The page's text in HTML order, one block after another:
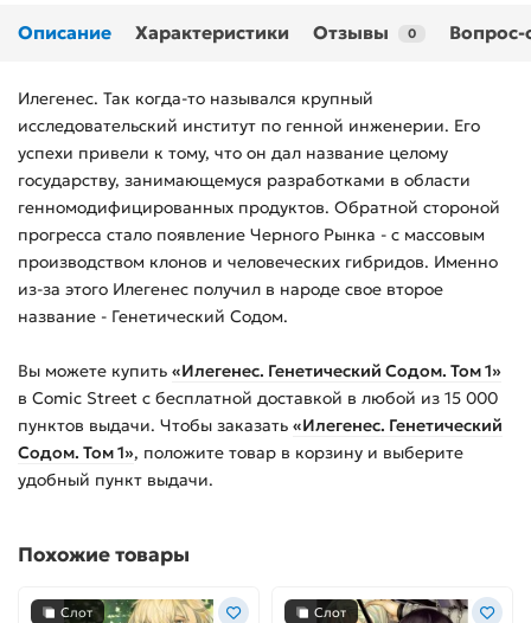
Описание Характеристики Отзывы 0 Вопрос-
Илегенес. Так когда-то назывался крупный
исследовательский институт по генной инженерии. Его
успехи привели к тому, что он дал название целому
государству, занимающемуся разработками в области
генномодифицированных продуктов. Обратной стороной
прогресса стало появление Черного Рынка - с массовым
производством клонов и человеческих гибридов. Именно
из-за этого Илегенес получил в народе свое второе
название - Генетический Содом.
Вы можете купить «Илегенес. Генетический Содом. Том 1»
в Comic Street с бесплатной доставкой в любой из 15 000
пунктов выдачи. Чтобы заказать «Илегенес. Генетический
Содом. Том 1», положите товар в корзину и выберите
удобный пункт выдачи.
Похожие товары
Слот Слот